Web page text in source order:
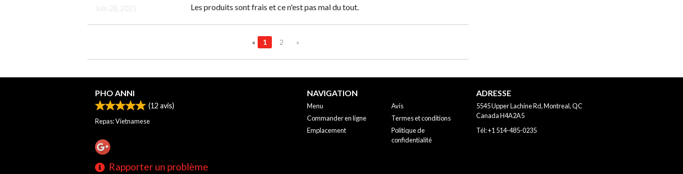
Juin 28, 2025
Les produits sont frais et ce n'est pas mal du tout.
« 1 2 »
PHO ANNI
(12 avis)
Repas: Vietnamese
Rapporter un problème
NAVIGATION
Menu
Commander en ligne
Emplacement
Avis
Termes et conditions
Politique de
confidentialité
ADRESSE
5545 Upper Lachine Rd, Montreal, QC
CanadaH4A2A5
Tél:+1 514-485-0235